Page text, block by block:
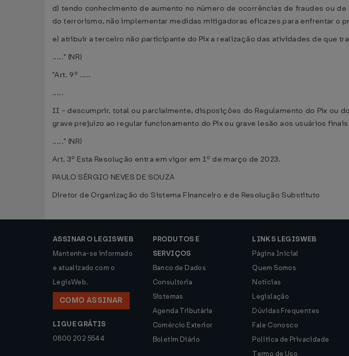
d) tendo conhecimento de aumento no número de ocorrências de fraudes ou
do terrorismo, não implementar medidas mitigadoras eficazes para enfrentar o
e) atribuir a terceiro não participante do Pix a realização das atividades de que
....." (NR)
"Art. 9º .....
.....
II - descumprir, total ou parcialmente, disposições do Regulamento do Pix ou
grave prejuízo ao regular funcionamento do Pix ou grave lesão aos usuários finais
....." (NR)
Art. 3º Esta Resolução entra em vigor em 1º de março de 2023.
PAULO SÉRGIO NEVES DE SOUZA
Diretor de Organização do Sistema Financeiro e de Resolução Substituto
ASSINAR O LEGISWEB
Mantenha-se informado
e atualizado com o
LegisWeb.
COMO ASSINAR
LIGUE GRÁTIS
0800 202 5544
PRODUTOS E
SERVIÇOS
Banco de Dados
Consultoria
Sistemas
Agenda Tributária
Comércio Exterior
Boletim Diário
LINKS LEGISWEB
Página Inicial
Quem Somos
Notícias
Legislação
Dúvidas Frequentes
Fale Conosco
Política de Privacidade
Termo de Uso